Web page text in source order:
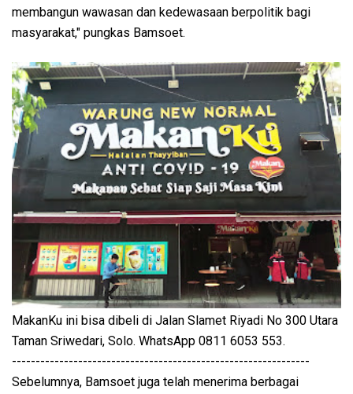
membangun wawasan dan kedewasaan berpolitik bagi
masyarakat," pungkas Bamsoet.
MakanKu ini bisa dibeli di Jalan Slamet Riyadi No 300 Utara
Taman Sriwedari, Solo. WhatsApp 0811 6053 553.
---------------------------------------------------------------
Sebelumnya, Bamsoet juga telah menerima berbagai